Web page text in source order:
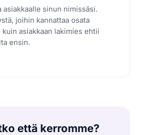
asiakkaalle sinun nimissäsi.
joihin kannattaa osata
asiakkaan lakimies ehtii
ensin.
että kerromme?